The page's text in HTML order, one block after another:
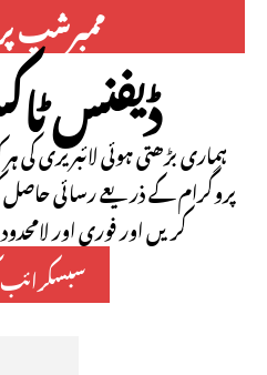
ممبرشپ
ڈیفنس
ہماری بڑھتی ہوئی لائبریری
پروگرام کے ذریعے رسائی
کریں اور فوری اور